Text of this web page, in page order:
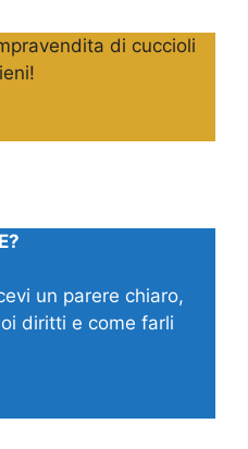
di cuccioli
un parere chiaro,
diritti e come farli